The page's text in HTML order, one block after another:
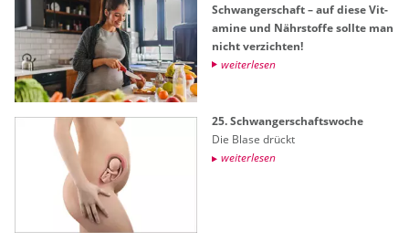
Schwan­ger­schaft – auf diese Vit­
ami­ne und Nähr­stof­fe soll­te man
nicht ver­zich­ten!
wei­ter­le­sen
25. Schwan­ger­schafts­wo­che
Die Blase drückt
wei­ter­le­sen